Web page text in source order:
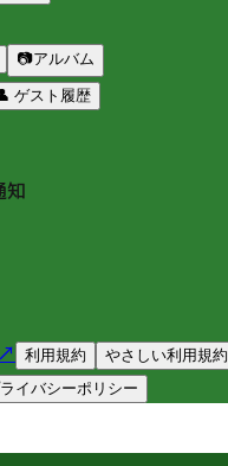
📷アルバム
ゲスト履歴
知
利用規約 やさしい利用規約
イバシーポリシー